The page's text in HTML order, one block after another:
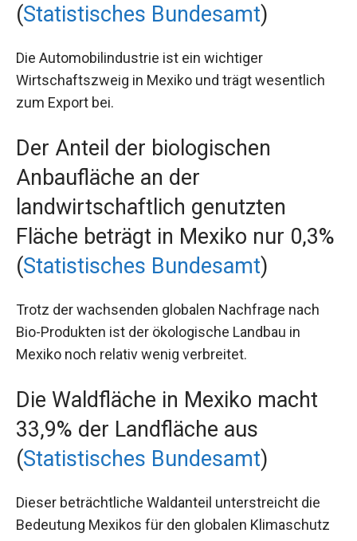
(Statistisches Bundesamt)
Die Automobilindustrie ist ein wichtiger
Wirtschaftszweig in Mexiko und trägt wesentlich
zum Export bei.
Der Anteil der biologischen
Anbaufläche an der
landwirtschaftlich genutzten
Fläche beträgt in Mexiko nur 0,3%
(Statistisches Bundesamt)
Trotz der wachsenden globalen Nachfrage nach
Bio-Produkten ist der ökologische Landbau in
Mexiko noch relativ wenig verbreitet.
Die Waldfläche in Mexiko macht
33,9% der Landfläche aus
(Statistisches Bundesamt)
Dieser beträchtliche Waldanteil unterstreicht die
Bedeutung Mexikos für den globalen Klimaschutz